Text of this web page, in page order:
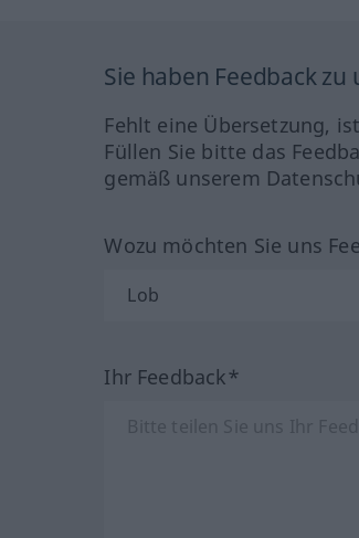
Sie haben Feedback
Fehlt eine Übersetzung,
Füllen Sie bitte das
gemäß unserem
Wozu möchten Sie uns
Ihr Feedback*